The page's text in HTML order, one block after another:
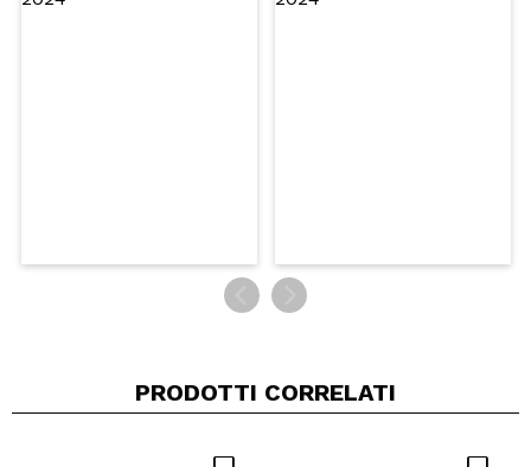
Consiglieresti questo acquisto?
PRODOTTI CORRELATI